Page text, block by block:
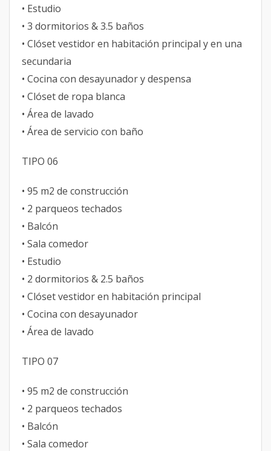
• Estudio
• 3 dormitorios & 3.5 baños
• Clóset vestidor en habitación principal y en una
secundaria
• Cocina con desayunador y despensa
• Clóset de ropa blanca
• Área de lavado
• Área de servicio con baño
TIPO 06
• 95 m2 de construcción
• 2 parqueos techados
• Balcón
• Sala comedor
• Estudio
• 2 dormitorios & 2.5 baños
• Clóset vestidor en habitación principal
• Cocina con desayunador
• Área de lavado
TIPO 07
• 95 m2 de construcción
• 2 parqueos techados
• Balcón
• Sala comedor